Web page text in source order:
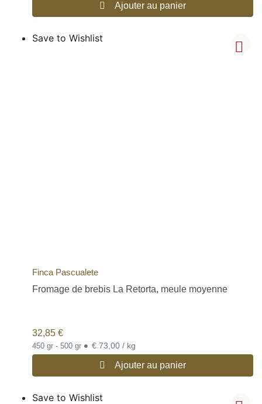
Ajouter au panier
Save to Wishlist
Finca Pascualete
Fromage de brebis La Retorta, meule moyenne
32,85 €
450 gr - 500 gr • € 73,00 / kg
Ajouter au panier
Save to Wishlist